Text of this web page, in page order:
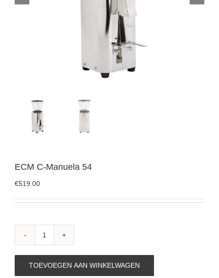
ECM C-Manuela 54
€519.00
ECM
54
TOEVOEGEN AAN WINKELWAGEN